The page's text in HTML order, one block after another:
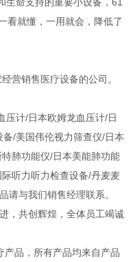
看就懂，一用就会，降低了
营销售医疗设备的公司。
压计/日本欧姆龙血压计/日
/美国伟伦视力筛查仪/日本
肺功能仪/日本美能肺功能
听力听力检查设备/丹麦麦
请与我们销售经理联系。
，共创辉煌，全体员工竭诚
品，所有产品均来自产品